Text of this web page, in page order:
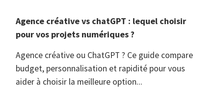
Agence créative vs chatGPT : lequel choisir
pour vos projets numériques ?
Agence créative ou ChatGPT ? Ce guide compare
budget, personnalisation et rapidité pour vous
aider à choisir la meilleure option...